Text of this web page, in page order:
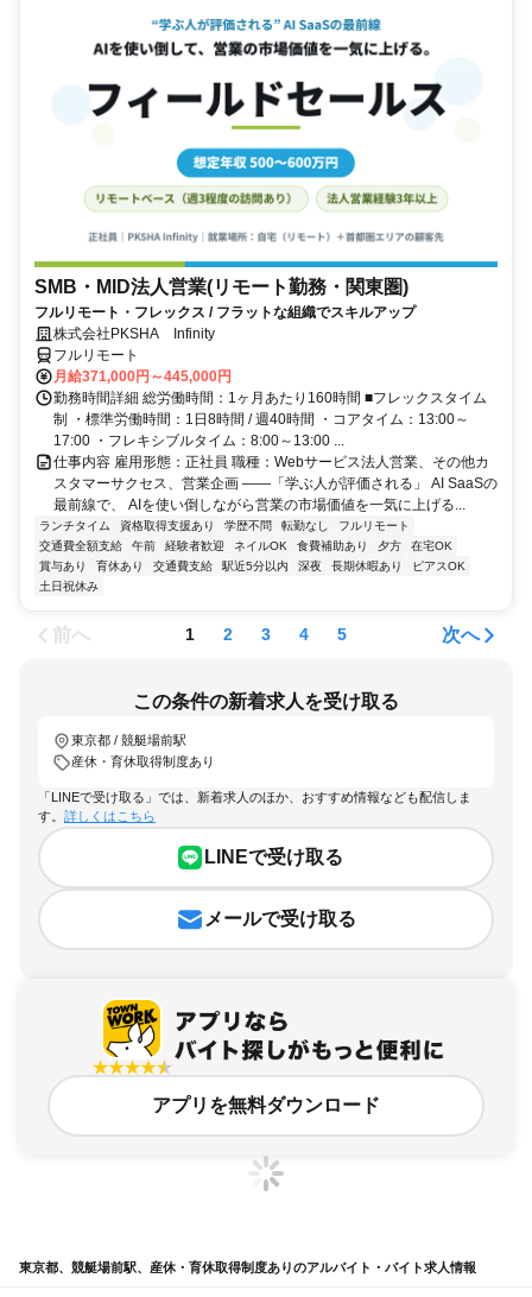
SMB・MID法人営業(リモート勤務・関東圏)
フルリモート・フレックス / フラットな組織でスキルアップ
株式会社PKSHA Infinity
フルリモート
月給371,000円～445,000円
勤務時間詳細 総労働時間：1ヶ月あたり160時間 ■フレックスタイム
制 ・標準労働時間：1日8時間 / 週40時間 ・コアタイム：13:00～
17:00 ・フレキシブルタイム：8:00～13:00 ...
仕事内容 雇用形態：正社員 職種：Webサービス法人営業、その他カ
スタマーサクセス、営業企画 ――「学ぶ人が評価される」 AI SaaSの
最前線で、 AIを使い倒しながら営業の市場価値を一気に上げる...
ランチタイム 資格取得支援あり 学歴不問 転勤なし
フルリモート
交通費全額支給
午前 経験者歓迎 ネイルOK 食費補助あり 夕方
在宅OK
賞与あり
育休あり 交通費支給 駅近5分以内 深夜 長期休暇あり
ピアスOK
土日祝休み
前へ 1 2 3 4 5 次へ
この条件の新着求人を受け取る
東京都 / 競艇場前駅
産休・育休取得制度あり
「LINEで受け取る」では、新着求人のほか、おすすめ情報なども配信しま
す。 詳しくはこちら
LINEで受け取る
メールで受け取る
アプリを無料ダウンロード
東京都、競艇場前駅、産休・育休取得制度ありのアルバイト・バイト求人情報